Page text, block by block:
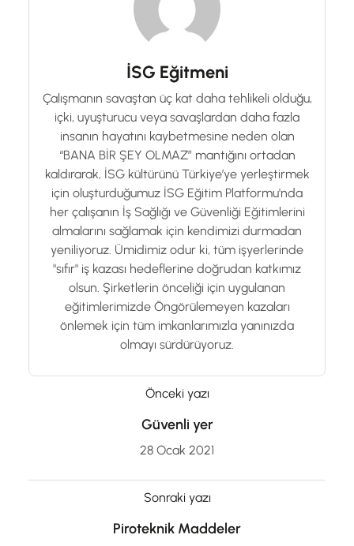
İSG Eğitmeni
Çalışmanın savaştan üç kat daha tehlikeli olduğu,
içki, uyuşturucu veya savaşlardan daha fazla
insanın hayatını kaybetmesine neden olan
“BANA BİR ŞEY OLMAZ” mantığını ortadan
kaldırarak, İSG kültürünü Türkiye’ye yerleştirmek
için oluşturduğumuz İSG Eğitim Platformu'nda
her çalışanın İş Sağlığı ve Güvenliği Eğitimlerini
almalarını sağlamak için kendimizi durmadan
yeniliyoruz. Ümidimiz odur ki, tüm işyerlerinde
"sıfır" iş kazası hedeflerine doğrudan katkımız
olsun. Şirketlerin önceliği için uygulanan
eğitimlerimizde Öngörülemeyen kazaları
önlemek için tüm imkanlarımızla yanınızda
olmayı sürdürüyoruz.
Önceki yazı
Güvenli yer
28 Ocak 2021
Sonraki yazı
Piroteknik Maddeler